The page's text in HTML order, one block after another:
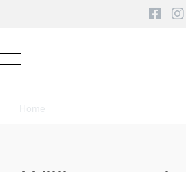
Mobile Menu Toggle
Home